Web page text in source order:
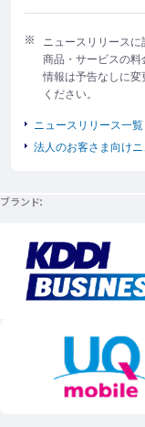
ニュースリリースに
商品・サービスの
情報は予告なしに
ください。
ニュースリリース一覧
法人のお客さま向け
ブランド
新規ウ
新規ウ